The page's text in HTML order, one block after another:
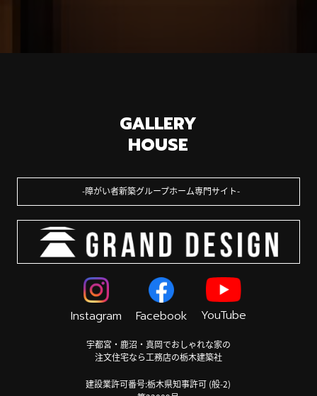
GALLERY
HOUSE
障がい者新築グループホーム専門サイト
Instagram Facebook YouTube
宇都宮・鹿沼・真岡でおしゃれな家の
注文住宅なら工務店の栃木建築社
建設業許可番号:栃木県知事許可 (般-2)